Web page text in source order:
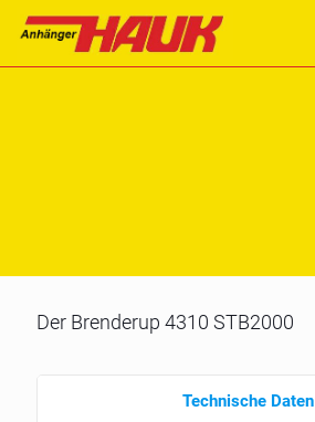
Der Brenderup 4310 STB2000
Technische Daten